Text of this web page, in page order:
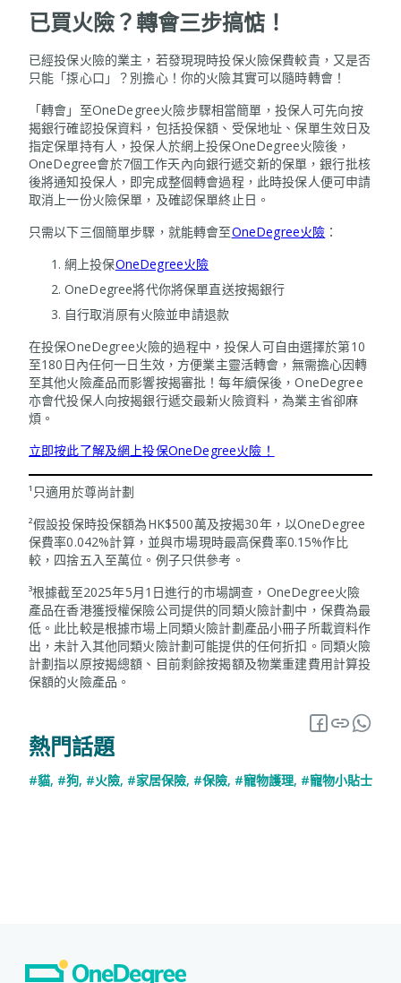
已買火險？轉會三步搞惦！
已經投保火險的業主，若發現現時投保火險保費較貴，又是否
只能「揼心口」？別擔心！你的火險其實可以隨時轉會！
「轉會」至OneDegree火險步驟相當簡單，投保人可先向按
揭銀行確認投保資料，包括投保額、受保地址、保單生效日及
指定保單持有人，投保人於網上投保OneDegree火險後，
OneDegree會於7個工作天內向銀行遞交新的保單，銀行批核
後將通知投保人，即完成整個轉會過程，此時投保人便可申請
取消上一份火險保單，及確認保單終止日。
只需以下三個簡單步驟，就能轉會至OneDegree火險 ：
網上投保OneDegree火險
OneDegree將代你將保單直送按揭銀行
自行取消原有火險並申請退款
在投保OneDegree火險的過程中，投保人可自由選擇於第10
至180日內任何一日生效，方便業主靈活轉會，無需擔心因轉
至其他火險產品而影響按揭審批！每年續保後，OneDegree
亦會代投保人向按揭銀行遞交最新火險資料，為業主省卻麻
煩。
立即按此了解及網上投保OneDegree火險！
¹只適用於尊尚計劃
²假設投保時投保額為HK$500萬及按揭30年，以OneDegree
保費率0.042%計算，並與巿場現時最高保費率0.15%作比
較，四捨五入至萬位。例子只供參考。
³根據截至2025年5月1日進行的市場調查，OneDegree火險
產品在香港獲授權保險公司提供的同類火險計劃中，保費為最
低。此比較是根據市場上同類火險計劃產品小冊子所載資料作
出，未計入其他同類火險計劃可能提供的任何折扣。同類火險
計劃指以原按揭總額、目前剩餘按揭額及物業重建費用計算投
保額的火險產品。
熱門話題
#貓, #狗, #火險, #家居保險, #保險, #寵物護理, #寵物小貼士